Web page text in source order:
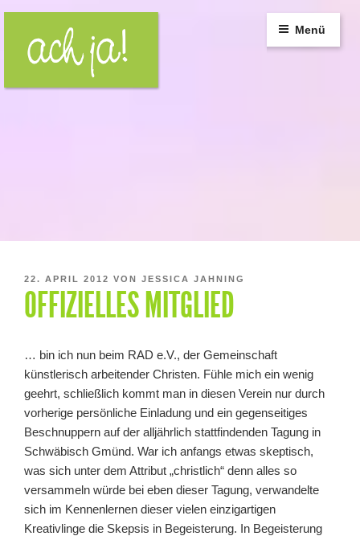
springen
Menü
VERÖFFENTLICHT
AM
22. APRIL 2012 VON JESSICA JAHNING
OFFIZIELLES MITGLIED
… bin ich nun beim RAD e.V., der Gemeinschaft
künstlerisch arbeitender Christen. Fühle mich ein wenig
geehrt, schließlich kommt man in diesen Verein nur durch
vorherige persönliche Einladung und ein gegenseitiges
Beschnuppern auf der alljährlich stattfindenden Tagung in
Schwäbisch Gmünd. War ich anfangs etwas skeptisch,
was sich unter dem Attribut „christlich“ denn alles so
versammeln würde bei eben dieser Tagung, verwandelte
sich im Kennenlernen dieser vielen einzigartigen
Kreativlinge die Skepsis in Begeisterung. In Begeisterung